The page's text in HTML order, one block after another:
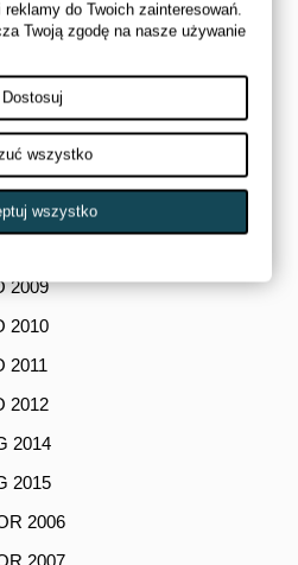
2010
2011
2012
2013
2014
2015
2009
2010
2011
2012
2014
2015
2006
2007
do Twoich zainteresowań.
Twoją zgodę na nasze używanie
Dostosuj
wszystko
wszystko